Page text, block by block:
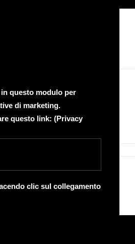
questo modulo per
di marketing.
questo link: (Privacy
clic sul collegamento